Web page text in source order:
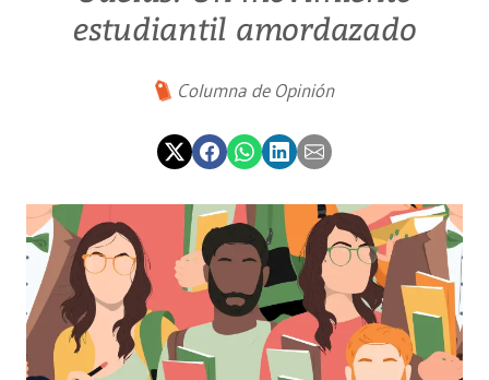
estudiantil amordazado
Columna de Opinión